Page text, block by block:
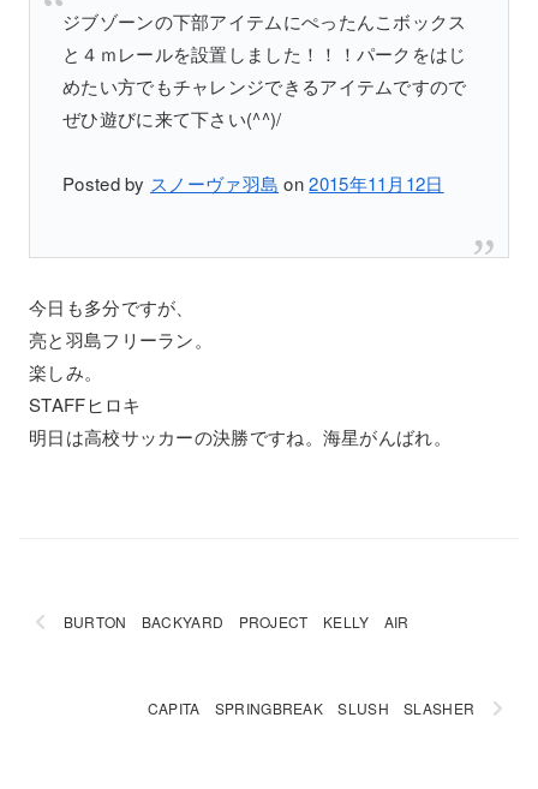
ジブゾーンの下部アイテムにぺったんこボックス
と４ｍレールを設置しました！！！パークをはじ
めたい方でもチャレンジできるアイテムですので
ぜひ遊びに来て下さい(^^)/
Posted by スノーヴァ羽島 on2015年11月12日
今日も多分ですが、
亮と羽島フリーラン。
楽しみ。
STAFFヒロキ
明日は高校サッカーの決勝ですね。海星がんばれ。
BURTON BACKYARD PROJECT KELLY AIR
CAPITA SPRINGBREAK SLUSH SLASHER